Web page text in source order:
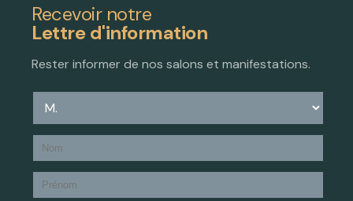
Recevoir notre
Lettre d'information
Rester informer de nos salons et manifestations.